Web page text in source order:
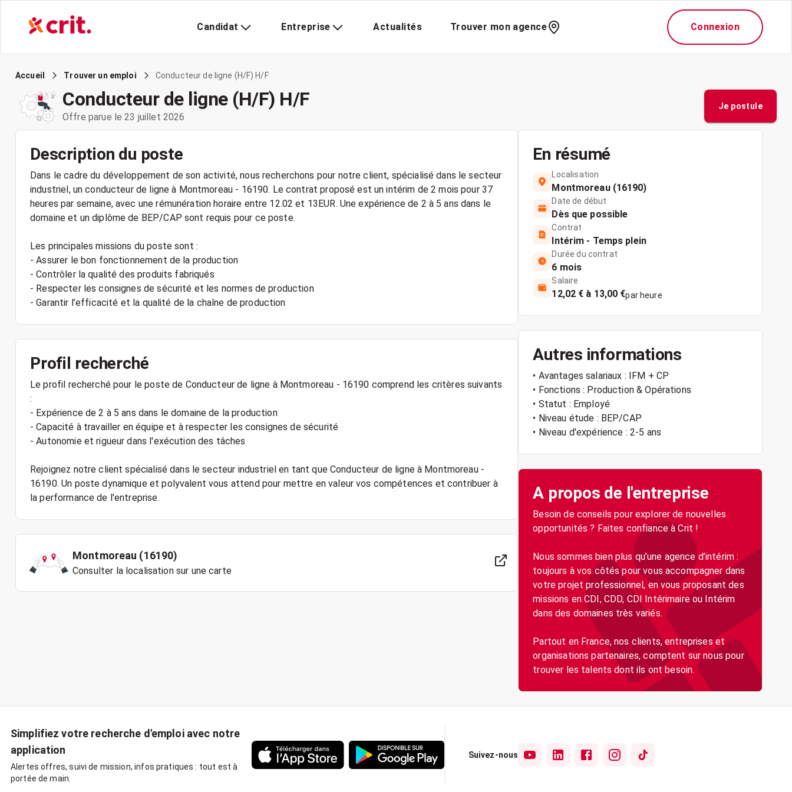
Candidat Entreprise Actualités Trouver mon agence Connexion
Accueil Trouver un emploi Conducteur de ligne (H/F) H/F
Conducteur de ligne (H/F) H/F
Offre parue le 23 juillet 2026
Je postule
Description du poste
Dans le cadre du développement de son activité, nous recherchons pour notre client, spécialisé dans le secteur
industriel, un conducteur de ligne à Montmoreau - 16190. Le contrat proposé est un intérim de 2 mois pour 37
heures par semaine, avec une rémunération horaire entre 12.02 et 13EUR. Une expérience de 2 à 5 ans dans le
domaine et un diplôme de BEP/CAP sont requis pour ce poste.
Les principales missions du poste sont :
- Assurer le bon fonctionnement de la production
- Contrôler la qualité des produits fabriqués
- Respecter les consignes de sécurité et les normes de production
Profil recherché
Le profil recherché pour le poste de Conducteur de ligne à Montmoreau - 16190 comprend les critères suivants
:
- Expérience de 2 à 5 ans dans le domaine de la production
- Capacité à travailler en équipe et à respecter les consignes de sécurité
- Autonomie et rigueur dans l'exécution des tâches
Rejoignez notre client spécialisé dans le secteur industriel en tant que Conducteur de ligne à Montmoreau -
16190. Un poste dynamique et polyvalent vous attend pour mettre en valeur vos compétences et contribuer à
Montmoreau (16190)
Consulter la localisation sur une carte
En résumé
Localisation
Montmoreau (16190)
Date de début
Dès que possible
Contrat
Intérim - Temps plein
Durée du contrat
6 mois
Salaire
12,02 € à 13,00 €par heure
Autres informations
• Avantages salariaux : IFM + CP
• Fonctions : Production & Opérations
• Statut : Employé
• Niveau étude : BEP/CAP
• Niveau d'expérience : 2-5 ans
A propos de l'entreprise
Besoin de conseils pour explorer de nouvelles
opportunités ? Faites confiance à Crit !
Nous sommes bien plus qu’une agence d’intérim :
toujours à vos côtés pour vous accompagner dans
votre projet professionnel, en vous proposant des
missions en CDI, CDD, CDI Intérimaire ou Intérim
dans des domaines très variés.
Partout en France, nos clients, entreprises et
organisations partenaires, comptent sur nous pour
trouver les talents dont ils ont besoin.
Simplifiez votre recherche d'emploi avec notre
application
Alertes offres, suivi de mission, infos pratiques : tout est à
portée de main.
Suivez-nous